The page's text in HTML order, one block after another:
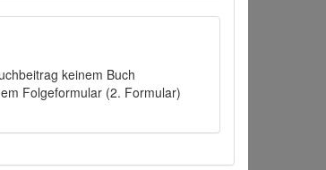
keinem Buch
Folgeformular (2. Formular)